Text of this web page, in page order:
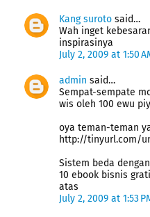
Kang suroto said…
Wah inget
inspirasinya
July 2, 2009 at 1:50
admin said…
Sempat-sempate
wis oleh 100 ewu
oya teman-teman
http://tinyurl.com/
Sistem beda
10 ebook bisnis
atas
July 2, 2009 at 1:53